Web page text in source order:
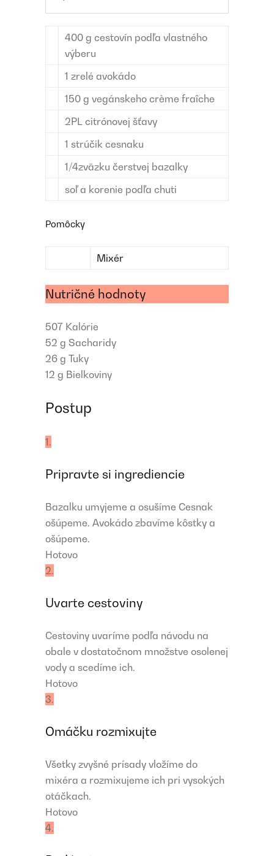
400 g cestovín podľa vlastného
výberu
1 zrelé avokádo
150 g vegánskeho crème fraîche
2PL citrónovej šťavy
1 strúčik cesnaku
1/4zväzku čerstvej bazalky
soľ a korenie podľa chuti
Pomôcky
Mixér
Nutričné hodnoty
507 Kalórie
52 g Sacharidy
26 g Tuky
12 g Bielkoviny
Postup
1.
Pripravte si ingrediencie
Bazalku umyjeme a osušíme Cesnak
ošúpeme. Avokádo zbavíme kôstky a
ošúpeme.
Hotovo
2.
Uvarte cestoviny
Cestoviny uvaríme podľa návodu na
obale v dostatočnom množstve osolenej
vody a scedíme ich.
Hotovo
3.
Omáčku rozmixujte
Všetky zvyšné prísady vložíme do
mixéra a rozmixujeme ich pri vysokých
otáčkach.
Hotovo
4.